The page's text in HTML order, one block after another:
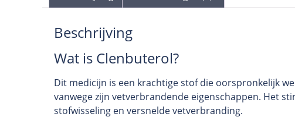
Beschrijving
Wat is Clenbuterol?
Dit medicijn is een krachtige stof die oorspronkelijk
vanwege zijn vetverbrandende eigenschappen. Het
stofwisseling en versnelde vetverbranding.